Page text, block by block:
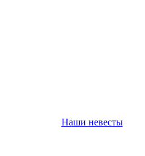
Наши невесты